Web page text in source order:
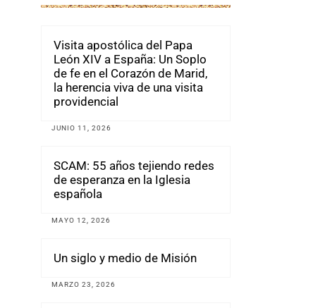
Visita apostólica del Papa
León XIV a España: Un Soplo
de fe en el Corazón de Marid,
la herencia viva de una visita
providencial
JUNIO 11, 2026
SCAM: 55 años tejiendo redes
de esperanza en la Iglesia
española
MAYO 12, 2026
Un siglo y medio de Misión
MARZO 23, 2026